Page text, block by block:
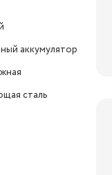
аккумулятор
сталь